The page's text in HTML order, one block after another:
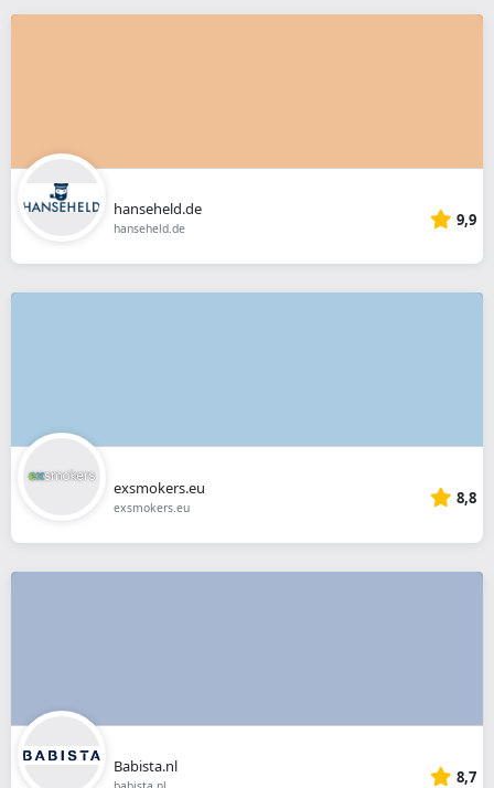
hanseheld.de
hanseheld.de 9,9
exsmokers.eu
exsmokers.eu 8,8
Babista.nl
8,7